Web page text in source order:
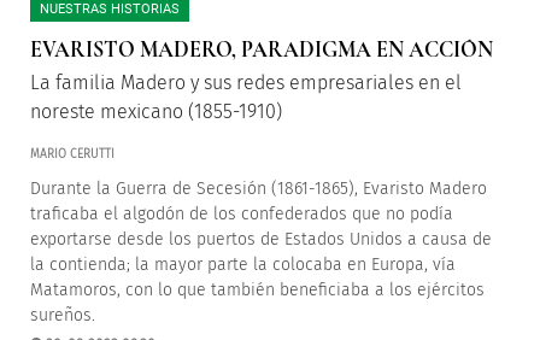
NUESTRAS HISTORIAS
EVARISTO MADERO, PARADIGMA EN ACCIÓN
La familia Madero y sus redes empresariales en el
noreste mexicano (1855-1910)
MARIO CERUTTI
Durante la Guerra de Secesión (1861-1865), Evaristo Madero
traficaba el algodón de los confederados que no podía
exportarse desde los puertos de Estados Unidos a causa de
la contienda; la mayor parte la colocaba en Europa, vía
Matamoros, con lo que también beneficiaba a los ejércitos
sureños.